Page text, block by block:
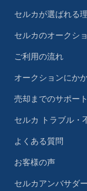
セルカが選ばれる
セルカのオークシ
ご利用の流れ
オークションにか
売却までのサポー
セルカ トラブル・
よくある質問
お客様の声
セルカアンバサダ